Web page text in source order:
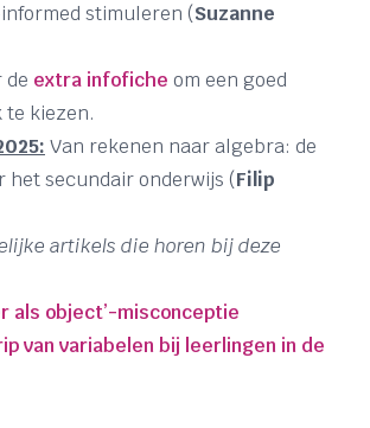
stimuleren (Suzanne
de extra infofiche om een goed
te kiezen.
Van rekenen naar algebra: de
het secundair onderwijs (Filip
artikels die horen bij deze
als object’-misconceptie
van variabelen bij leerlingen in de